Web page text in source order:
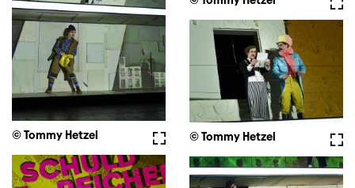
Fullscreen
© Tommy Hetzel © Tommy Hetzel